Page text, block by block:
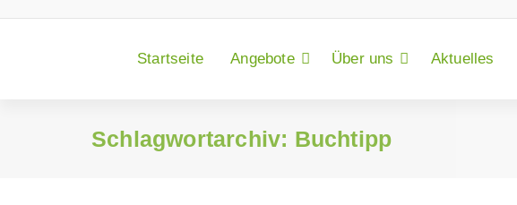
Startseite Angebote Über uns Aktuelles
Schlagwortarchiv: Buchtipp